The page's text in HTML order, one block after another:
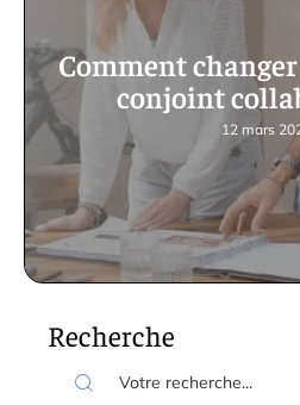
Comment
conjoint
12 mars
Recherche